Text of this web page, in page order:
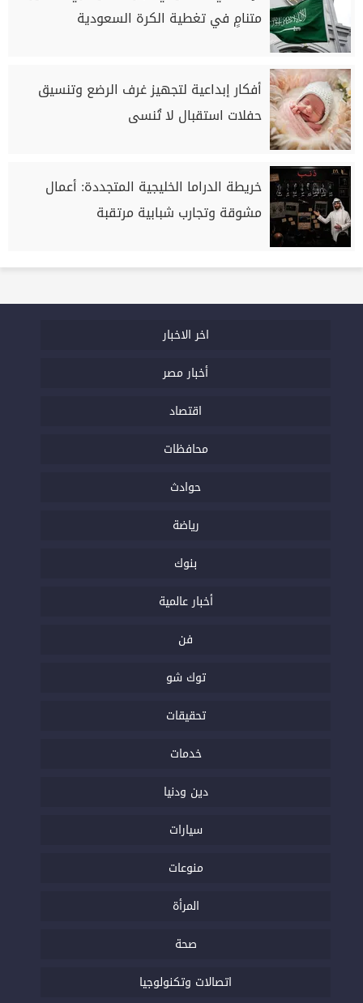
متنامٍ في تغطية الكرة السعودية
أفكار إبداعية لتجهيز غرف الرضع وتنسيق
حفلات استقبال لا تُنسى
خريطة الدراما الخليجية المتجددة: أعمال
مشوقة وتجارب شبابية مرتقبة
اخر الاخبار
أخبار مصر
اقتصاد
محافظات
حوادث
رياضة
بنوك
أخبار عالمية
فن
توك شو
تحقيقات
خدمات
دين ودنيا
سيارات
منوعات
المرأة
صحة
اتصالات وتكنولوجيا